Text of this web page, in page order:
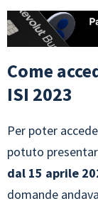
Come
ISI 2023
Per poter
potuto
dal 15 aprile
domande